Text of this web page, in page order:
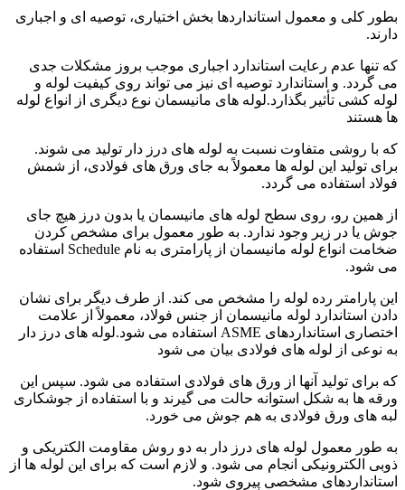
بطور کلی و معمول استانداردها بخش اختیاری، توصیه ای و اجباری
دارند.
که تنها عدم رعایت استاندارد اجباری موجب بروز مشکلات جدی
می گردد. و استاندارد توصیه ای نیز می تواند روی کیفیت لوله و
لوله کشی تأثیر بگذارد.لوله های مانیسمان نوع دیگری از انواع لوله
ها هستند
که با روشی متفاوت نسبت به لوله های درز دار تولید می شوند.
برای تولید این لوله ها معمولاً به جای ورق های فولادی، از شمش
فولاد استفاده می گردد.
از همین رو، روی سطح لوله های مانیسمان یا بدون درز هیچ جای
جوش یا در زیر وجود ندارد. به طور معمول برای مشخص کردن
ضخامت انواع لوله مانیسمان از پارامتری به نام Schedule استفاده
می شود.
این پارامتر رده لوله را مشخص می کند. از طرف دیگر برای نشان
دادن استاندارد لوله مانیسمان از جنس فولاد، معمولاً از علامت
اختصاری استانداردهای ASME استفاده می شود.لوله های درز دار
به نوعی از لوله های فولادی بیان می شود
که برای تولید آنها از ورق های فولادی استفاده می شود. سپس این
ورقه ها به شکل استوانه حالت می گیرند و با استفاده از جوشکاری
لبه های ورق فولادی به هم جوش می خورد.
به طور معمول لوله های درز دار به دو روش مقاومت الکتریکی و
ذوبی الکترونیکی انجام می شود. و لازم است که برای این لوله ها از
استانداردهای مشخصی پیروی شود.